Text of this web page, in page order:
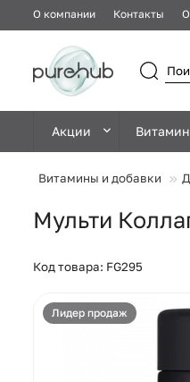
О компании Контакты
Акции
Витамины и добавки
Мульти
Код товара: FG295
Лидер продаж